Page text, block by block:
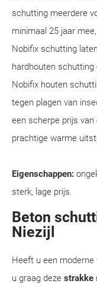
schutting meerdere
minimaal 25 jaar
Nobifix schutting
hardhouten
Nobifix houten
tegen plagen van
een scherpe prijs
prachtige warme
Eigenschappen:
sterk, lage prijs.
Beton
Niezijl
Heeft u een moderne
u graag deze strakke